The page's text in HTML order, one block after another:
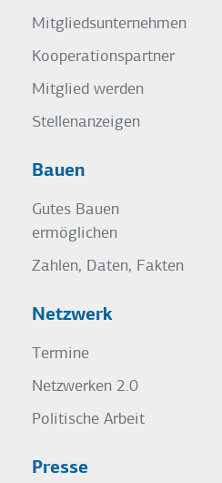
Mitgliedsunternehmen
Kooperationspartner
Mitglied werden
Stellenanzeigen
Bauen
Gutes Bauen
ermöglichen
Zahlen, Daten, Fakten
Netzwerk
Termine
Netzwerken 2.0
Politische Arbeit
Presse